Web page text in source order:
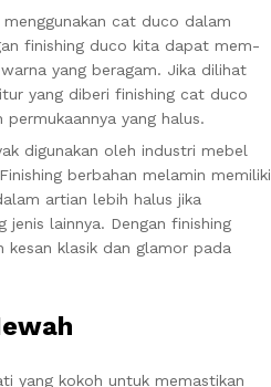
cat duco dalam
finishing duco kita dapat mem-
yang beragam. Jika dilihat
yang diberi finishing cat duco
yang halus.
digunakan oleh industri mebel
berbahan melamin memiliki
artian lebih halus jika
jenis lainnya. Dengan finishing
kesan klasik dan glamor pada
yang kokoh untuk memastikan